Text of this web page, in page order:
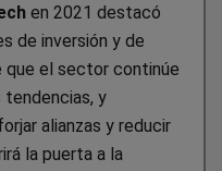
en 2021 destacó
de inversión y de
que el sector continúe
tendencias, y
alianzas y reducir
la puerta a la